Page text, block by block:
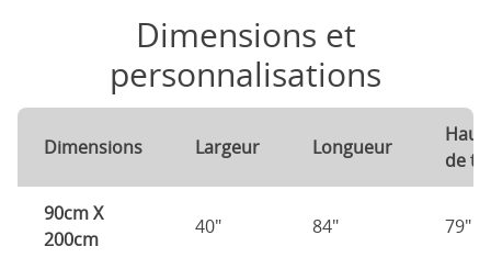
Dimensions et
personnalisations
Dimensions Largeur Longueur
de
90cm X
200cm
40" 84" 79"